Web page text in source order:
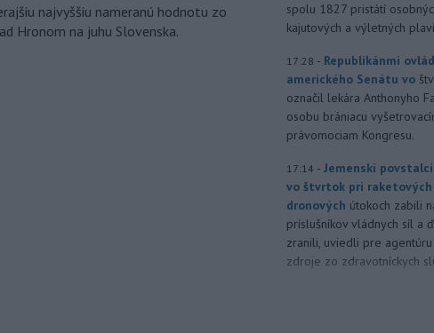
najvyššiu nameranú hodnotu zo
Hronom na juhu Slovenska.
spolu 1827 pristátí
kajutových a výletných
17:28 - Republikánmi
amerického Senátu vo
označil lekára Anthonyho
osobu brániacu
právomociam Kongresu.
17:14 - Jemenskí
vo štvrtok pri raketových
dronových útokoch zabili
príslušníkov vládnych síl a
zranili, uviedli pre agentúru
zdroje zo zdravotníckych
monitoruje situáciu a